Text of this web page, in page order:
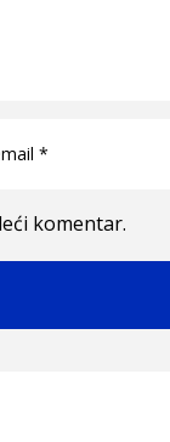
komentar.